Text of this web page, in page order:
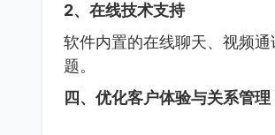
2、在线技术支持
软件内置的在线聊天、视频
题。
四、优化客户体验与关系管理